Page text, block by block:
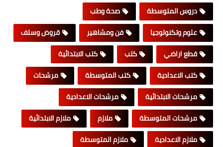
دروس المتوسطة
صحة وطب
علوم وتكنولوجيا
فن ومشاهير
قروض وسلف
قطع اراضي
كتب
كتب الابتدائية
كتب الاعدادية
كتب المتوسطة
مرشحات
مرشحات الابتدائية
مرشحات الاعدادية
مرشحات المتوسطة
ملازم
ملازم الابتدائية
ملازم الاعدادية
ملازم المتوسطة